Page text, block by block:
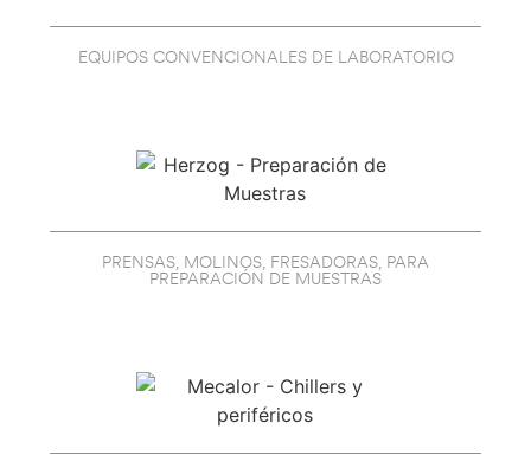
EQUIPOS CONVENCIONALES DE LABORATORIO
PRENSAS, MOLINOS, FRESADORAS, PARA
PREPARACIÓN DE MUESTRAS